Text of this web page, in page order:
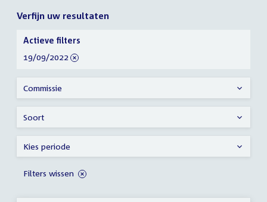
Verfijn uw resultaten
Verfijn
uw
resultaten
Actieve filters
verwijder
19/09/2022
Commissie
Soort
Kies periode
Filters wissen